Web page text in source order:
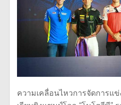
ความเคลื่อนไหวการจัดการแ